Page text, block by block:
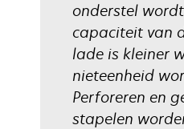
onderstel
capaciteit van
lade is kleiner
nieteenheid
Perforeren en
stapelen